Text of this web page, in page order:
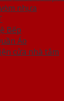
nhựa
Bếp
Áo
cửa nhà tắm